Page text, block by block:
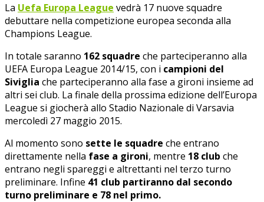
La Uefa Europa League vedrà 17 nuove squadre
debuttare nella competizione europea seconda alla
Champions League.
In totale saranno 162 squadre che parteciperanno alla
UEFA Europa League 2014/15, con i campioni del
Siviglia che parteciperanno alla fase a gironi insieme ad
altri sei club. La finale della prossima edizione dell’Europa
League si giocherà allo Stadio Nazionale di Varsavia
mercoledì 27 maggio 2015.
Al momento sono sette le squadre che entrano
direttamente nella fase a gironi, mentre 18 club che
entrano negli spareggi e altrettanti nel terzo turno
preliminare. Infine 41 club partiranno dal secondo
turno preliminare e 78 nel primo.